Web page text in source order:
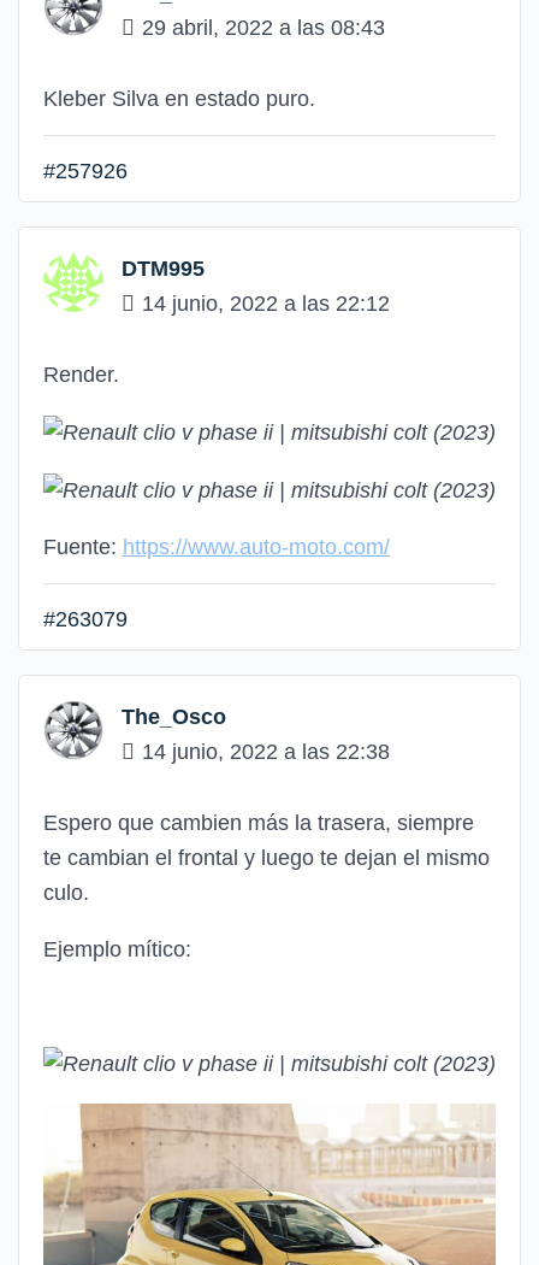
29 abril, 2022 a las 08:43
Kleber Silva en estado puro.
#257926
DTM995
14 junio, 2022 a las 22:12
Render.
Fuente: https://www.auto-moto.com/
#263079
The_Osco
14 junio, 2022 a las 22:38
Espero que cambien más la trasera, siempre
te cambian el frontal y luego te dejan el mismo
culo.
Ejemplo mítico: